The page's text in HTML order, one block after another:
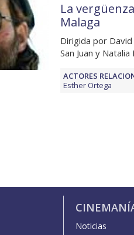
La
Malaga
Dirigida por
San Juan y
ACTORES
Esther Ortega
Noticias